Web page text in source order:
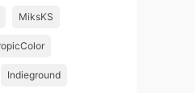
MiksKS
Indieground